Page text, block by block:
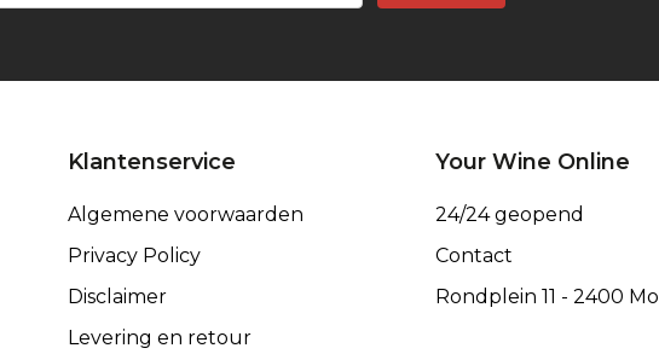
Klantenservice
Algemene voorwaarden
Privacy Policy
Disclaimer
Levering en retour
Your Wine Online
24/24 geopend
Contact
Rondplein 11 - 2400 Mol